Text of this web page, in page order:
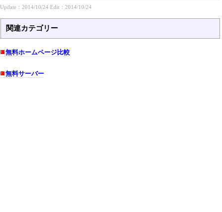
Update：2014/10/24 Edit：2014/10/24
関連カテゴリー
無料ホームページ比較
無料サーバー